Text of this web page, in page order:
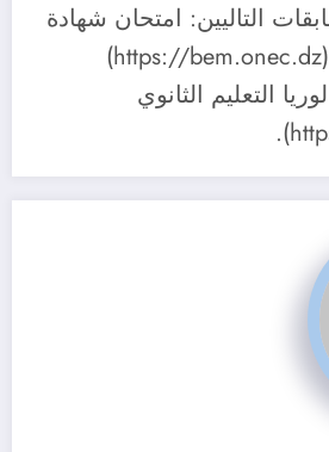
التاليين: امتحان شهادة
التعليم المتوسط (https://bem.onec.dz)
التعليم الثانوي